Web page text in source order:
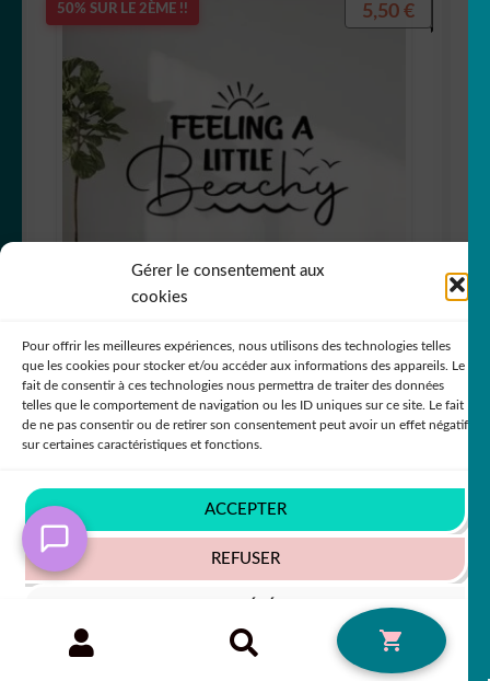
Gérer le consentement aux
cookies
Pour offrir les meilleures expériences, nous utilisons des technologies telles
que les cookies pour stocker et/ou accéder aux informations des appareils. Le
fait de consentir à ces technologies nous permettra de traiter des données
telles que le comportement de navigation ou les ID uniques sur ce site. Le fait
de ne pas consentir ou de retirer son consentement peut avoir un effet négatif
sur certaines caractéristiques et fonctions.
ACCEPTER
REFUSER
Politique de confidentialité
50% SUR LE 2ÈME !!
Sticker Autocollant feeling_a_litle_beachy
citation CI018
+63 COULEURS
5,50 €
50% SUR LE 2ÈME !! 5,50€
Recherche
RECHERCHE